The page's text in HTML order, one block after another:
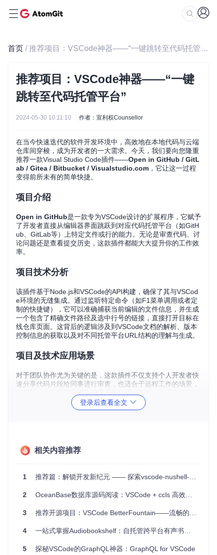
首页 / 推荐项目：VSCode神器——“一键跳转至代码托管平台”
推荐项目：VSCode神器——“一键
跳转至代码托管平台”
2024-05-30 10:11:10 作者：宣利权Counsellor
在当今快速迭代的软件开发环境中，高效地在本地代码与云端
仓库间穿梭，成为开发者的一大需求。今天，我们要向您隆重
推荐一款Visual Studio Code插件——Open in GitHub / GitL
ab / Gitea / Bitbucket / Visualstudio.com ，它让这一过程
变得前所未有的简单快捷。
项目介绍
Open in GitHub是一款专为VSCode设计的扩展程序，它赋予
了开发者直接从编辑器界面跳跃到对应代码托管平台（如GitH
ub、GitLab等）上特定文件或行的能力。无论是审查代码、讨
论问题还是查看提交历史，这款插件都能大大提升你的工作效
率。
项目技术分析
该插件基于Node.js和VSCode的API构建，确保了其与VSCod
e环境的无缝集成。通过监听特定命令（如F1菜单调用或者定
制的快捷键），它可以准确捕获当前编辑的文件信息，并生成
一个包含了精确文件路径及选中行号的链接，直接打开目标在
线仓库页面。这背后的逻辑涉及到VSCode文档的解析、版本
控制信息的获取以及对不同托管平台URL结构的理解与生成。
项目及技术应用场景
对于团队协作尤为关键的是，这款插件不仅支持个人开发者快
速分享代码片段给同事进行审查，也适合于远程工作的场景，
审时，只需要简单的操作，就能将审查的代码位置发送到线上
讨论，极大地减少了查找特定代码的时间成本。此外，它也非
项目特点
访问GitHub、GitLab、Gitea、Bitbucket和VisualStudio.c
智能快捷方式：定义便捷的键盘快捷键，快速打开或复制
上下文菜单集成 ：右击文件或目录即可找到“Open in GitH
ub”选项，操作直观。
高度可配置 ：允许自定义GitHub域名和其他设置，满足个
性化或私有部署需求。
登录后查看全文
相关内容推荐
1 推荐篇：解锁开发新纪元 —— 探索vscode-nushell-lang插件的魅力
2 OceanBase数据库源码阅读：VSCode + ccls 高效配置指南
3 推荐开源项目：VSCode BetterFountain——流畅的剧本创作神器
4 一站式掌握Audiobookshelf：自托管跨平台有声书解决方案
5 探秘VSCode的GraphQL神器：GraphQL for VSCode